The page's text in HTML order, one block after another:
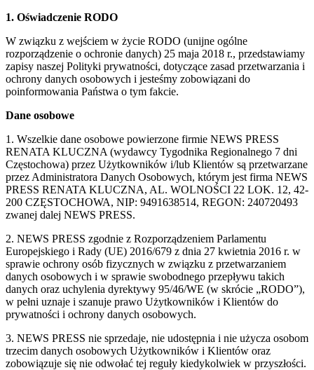
1. Oświadczenie RODO
W związku z wejściem w życie RODO (unijne ogólne
rozporządzenie o ochronie danych) 25 maja 2018 r., przedstawiamy
zapisy naszej Polityki prywatności, dotyczące zasad przetwarzania i
ochrony danych osobowych i jesteśmy zobowiązani do
poinformowania Państwa o tym fakcie.
Dane osobowe
1. Wszelkie dane osobowe powierzone firmie NEWS PRESS
RENATA KLUCZNA (wydawcy Tygodnika Regionalnego 7 dni
Częstochowa) przez Użytkowników i/lub Klientów są przetwarzane
przez Administratora Danych Osobowych, którym jest firma NEWS
PRESS RENATA KLUCZNA, AL. WOLNOŚCI 22 LOK. 12, 42-
200 CZĘSTOCHOWA, NIP: 9491638514, REGON: 240720493
zwanej dalej NEWS PRESS.
2. NEWS PRESS zgodnie z Rozporządzeniem Parlamentu
Europejskiego i Rady (UE) 2016/679 z dnia 27 kwietnia 2016 r. w
sprawie ochrony osób fizycznych w związku z przetwarzaniem
danych osobowych i w sprawie swobodnego przepływu takich
danych oraz uchylenia dyrektywy 95/46/WE (w skrócie „RODO”),
w pełni uznaje i szanuje prawo Użytkowników i Klientów do
prywatności i ochrony danych osobowych.
3. NEWS PRESS nie sprzedaje, nie udostępnia i nie użycza osobom
trzecim danych osobowych Użytkowników i Klientów oraz
zobowiązuje się nie odwołać tej reguły kiedykolwiek w przyszłości.